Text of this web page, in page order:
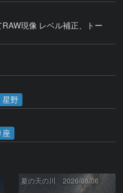
現像 レベル補正、トー
星野
座
夏の天の川 2026/08/06